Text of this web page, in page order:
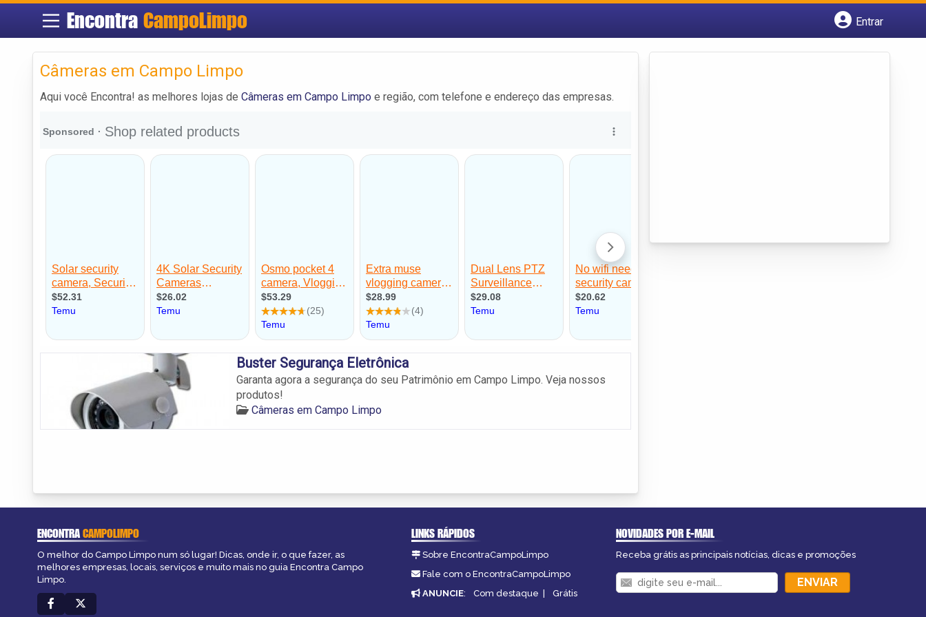
EncontraCampoLimpo
Entrar
Câmeras em Campo Limpo
Aqui você Encontra! as melhores lojas de Câmeras em Campo Limpo e região, com telefone e endereço das empresas.
Buster Segurança Eletrônica
Garanta agora a segurança do seu Patrimônio em Campo Limpo. Veja nossos
produtos!
Câmeras em Campo Limpo
ENCONTRACAMPOLIMPO
O melhor do Campo Limpo num só lugar! Dicas, onde ir, o que fazer, as
melhores empresas, locais, serviços e muito mais no guia Encontra Campo
Limpo.
LINKS RÁPIDOS
Sobre EncontraCampoLimpo
Fale com o EncontraCampoLimpo
ANUNCIE: Com destaque | Grátis
NOVIDADES POR E-MAIL
Receba grátis as principais notícias, dicas e promoções